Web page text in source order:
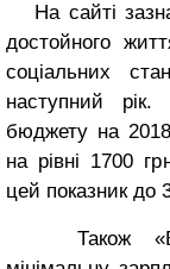
На сайті
достойного
соціальних
наступний
бюджету на
на рівні 1700
цей показник до
Також